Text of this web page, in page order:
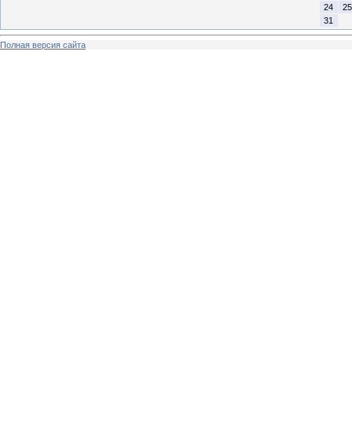
24
25
31
Полная версия сайта